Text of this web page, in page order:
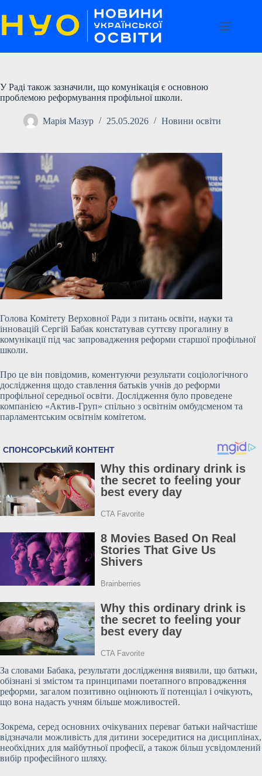
до
вмісту
У Раді також зазначили, що комунікація є основною
проблемою реформування профільної школи.
Марія Мазур 25.05.2026 Новини освіти
Голова Комітету Верховної Ради з питань освіти, науки та
інновацій Сергій Бабак констатував суттєву прогалину в
комунікації під час запровадження реформи старшої профільної
школи.
Про це він повідомив, коментуючи результати соціологічного
дослідження щодо ставлення батьків учнів до реформи
профільної середньої освіти. Дослідження було проведене
компанією «Актив-Груп» спільно з освітнім омбудсменом та
парламентським освітнім комітетом.
За словами Бабака, результати дослідження виявили, що батьки,
обізнані зі змістом та принципами поетапного впровадження
реформи, загалом позитивно оцінюють її потенціал і очікують,
що вона надасть учням більше можливостей.
Зокрема, серед основних очікуваних переваг батьки найчастіше
відзначали можливість для дитини зосередитися на дисциплінах,
необхідних для майбутньої професії, а також більш усвідомлений
вибір професійного шляху.